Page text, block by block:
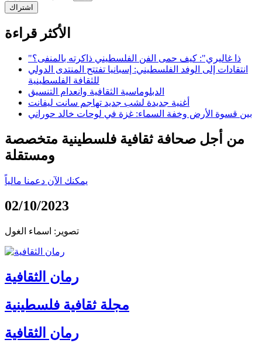
اشتراك
الأكثر قراءة
"ذا غاليري": كيف حمى الفن الفلسطيني ذاكرته بالمنفى؟
انتقادات إلى الوفد الفلسطيني: إسبانيا تفتتح المنتدى الدولي
للثقافة الفلسطينية
الدبلوماسية الثقافية وانعدام التنسيق
أغنية جديدة لشب جديد تهاجم سانت ليفانت
بين قسوة الأرض وخفة السماء: غزة في لوحات خالد حوراني
من أجل صحافة ثقافية فلسطينية متخصصة
ومستقلة
يمكنك الآن دعمنا مالياً
02/10/2023
تصوير: اسماء الغول
رمان الثقافية
مجلة ثقافية فلسطينية
رمان الثقافية